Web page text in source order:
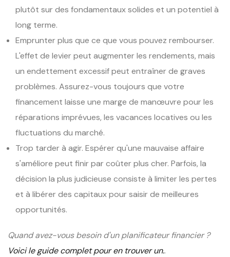
plutôt sur des fondamentaux solides et un potentiel à
long terme.
Emprunter plus que ce que vous pouvez rembourser.
L'effet de levier peut augmenter les rendements, mais
un endettement excessif peut entraîner de graves
problèmes. Assurez-vous toujours que votre
financement laisse une marge de manœuvre pour les
réparations imprévues, les vacances locatives ou les
fluctuations du marché.
Trop tarder à agir. Espérer qu'une mauvaise affaire
s'améliore peut finir par coûter plus cher. Parfois, la
décision la plus judicieuse consiste à limiter les pertes
et à libérer des capitaux pour saisir de meilleures
opportunités.
Quand avez-vous besoin d'un planificateur financier ?
Voici le guide complet pour en trouver un..